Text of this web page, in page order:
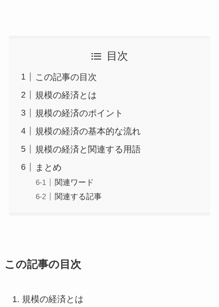
目次
この記事の目次
規模の経済とは
規模の経済のポイント
規模の経済の基本的な流れ
規模の経済と関連する用語
まとめ
関連ワード
関連する記事
この記事の目次
規模の経済とは